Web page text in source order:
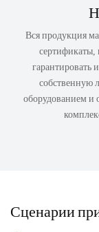
Вся продукция
сертификаты,
гарантировать
собственную
оборудованием и
Сценарии